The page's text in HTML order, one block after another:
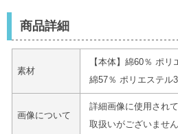
商品詳細
素材
【本体】綿60％ ポリ
綿57％ ポリエステル
画像について
詳細画像に使用され
取扱いがございませ